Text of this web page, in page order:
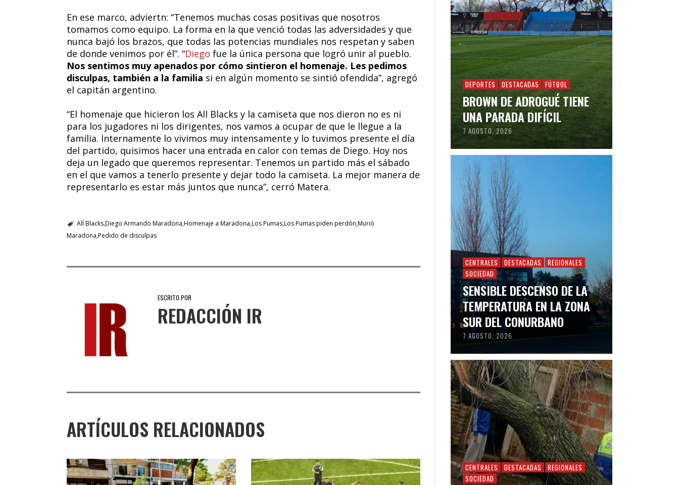
En ese marco, adviertn: “Tenemos muchas cosas positivas que nosotros
tomamos como equipo. La forma en la que venció todas las adversidades y que
nunca bajó los brazos, que todas las potencias mundiales nos respetan y saben
de donde venimos por él”. “Diego fue la única persona que logró unir al pueblo.
Nos sentimos muy apenados por cómo sintieron el homenaje. Les pedimos
disculpas, también a la familia si en algún momento se sintió ofendida”, agregó
el capitán argentino.
“El homenaje que hicieron los All Blacks y la camiseta que nos dieron no es ni
para los jugadores ni los dirigentes, nos vamos a ocupar de que le llegue a la
familia. Internamente lo vivimos muy intensamente y lo tuvimos presente el día
del partido, quisimos hacer una entrada en calor con temas de Diego. Hoy nos
deja un legado que queremos representar. Tenemos un partido más el sábado
en el que vamos a tenerlo presente y dejar todo la camiseta. La mejor manera de
representarlo es estar más juntos que nunca”, cerró Matera.
All BlacksDiego Armando Maradona Homenaje a Maradona Los PumasLos Pumas piden perdón Murió
Maradona Pedido de disculpas
ESCRITO POR
REDACCIÓN IR
ARTÍCULOS RELACIONADOS
DEPORTES DESTACADAS FÚTBOL
BROWN DE ADROGUÉ TIENE
UNA PARADA DIFÍCIL
7 AGOSTO, 2026
CENTRALES DESTACADAS
REGIONALES
SOCIEDAD
SENSIBLE DESCENSO DE LA
TEMPERATURA EN LA ZONA
SUR DEL CONURBANO
7 AGOSTO, 2026
CENTRALES DESTACADAS
REGIONALES
SOCIEDAD